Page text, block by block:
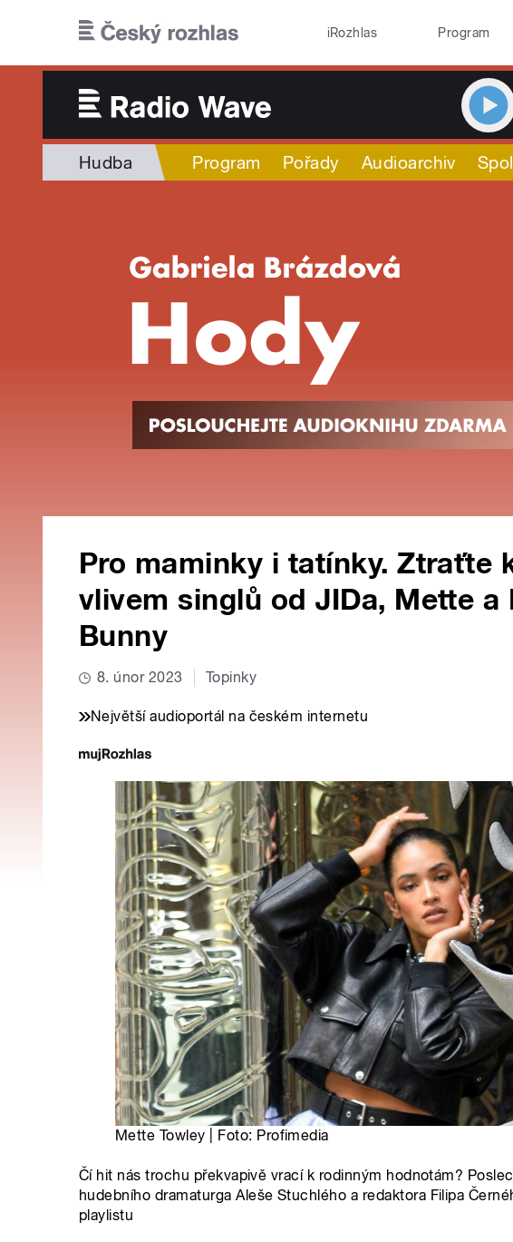
iRozhlas Program
Hudba Program Pořady Audioarchiv
Pro maminky i tatínky. Ztraťte
vlivem singlů od JIDa, Mette a
Bunny
8. únor 2023 Topinky
Největší audioportál na českém internetu
Mette Towley | Foto: Profimedia
Čí hit nás trochu překvapivě vrací k rodinným hodnotám?
hudebního dramaturga Aleše Stuchlého a redaktora Filipa
playlistu